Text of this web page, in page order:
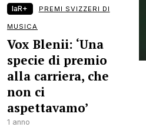
laR+ PREMI SVIZZERI DI
MUSICA
Vox Blenii: ‘Una
specie di premio
alla carriera, che
non ci
aspettavamo’
1 anno